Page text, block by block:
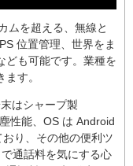
ムを超える、無線と
位置管理、世界をま
ども可能です。業種を
す。
はシャープ製
性能、OS は Android
り、その他の便利ツ
通話料を気にする心